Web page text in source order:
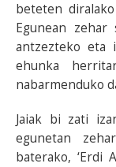
beteten
Egunean
antzezteko eta
ehunka
nabarmenduko
Jaiak bi zati
egunetan
baterako, ‘Erdi